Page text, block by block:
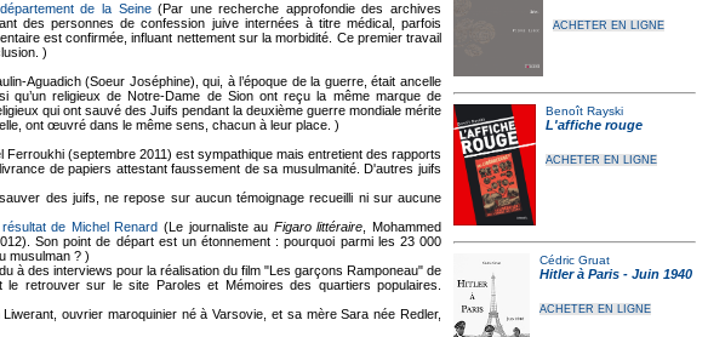
ACHETER EN LIGNE
Benoît Rayski
L'affiche rouge
ACHETER EN LIGNE
Cédric Gruat
Hitler à Paris - Juin 1940
ACHETER EN LIGNE
de la Seine(Par une recherche approfondie des archives
des personnes de confession juive internées à titre médical, parfois
est confirmée, influant nettement sur la morbidité. Ce premier travail
)
Aguadich (Soeur Joséphine), qui, à l’époque de la guerre, était ancelle
religieux de Notre-Dame de Sion ont reçu la même marque de
qui ont sauvé des Juifs pendant la deuxième guerre mondiale mérite
ont œuvré dans le même sens, chacun à leur place. )
Ferroukhi (septembre 2011) est sympathique mais entretient des rapports
de papiers attestant faussement de sa musulmanité. D'autres juifs
des juifs, ne repose sur aucun témoignage recueilli ni sur aucune
de Michel Renard (Le journaliste au Figaro littéraire , Mohammed
Son point de départ est un étonnement : pourquoi parmi les 23 000
musulman ? )
à des interviews pour la réalisation du film "Les garçons Ramponeau" de
retrouver sur le site Paroles et Mémoires des quartiers populaires.
ouvrier maroquinier né à Varsovie, et sa mère Sara née Redler,